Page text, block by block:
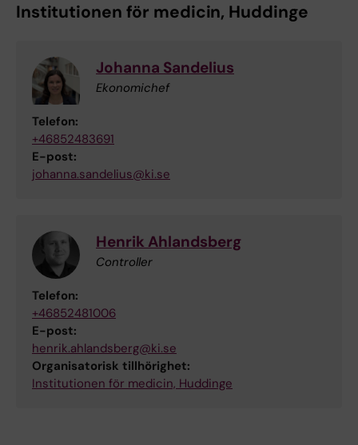
Institutionen för medicin, Huddinge
Johanna Sandelius
Ekonomichef
Telefon:
+46852483691
E-post:
johanna.sandelius@ki.se
Henrik Ahlandsberg
Controller
Telefon:
+46852481006
E-post:
henrik.ahlandsberg@ki.se
Organisatorisk tillhörighet:
Institutionen för medicin, Huddinge